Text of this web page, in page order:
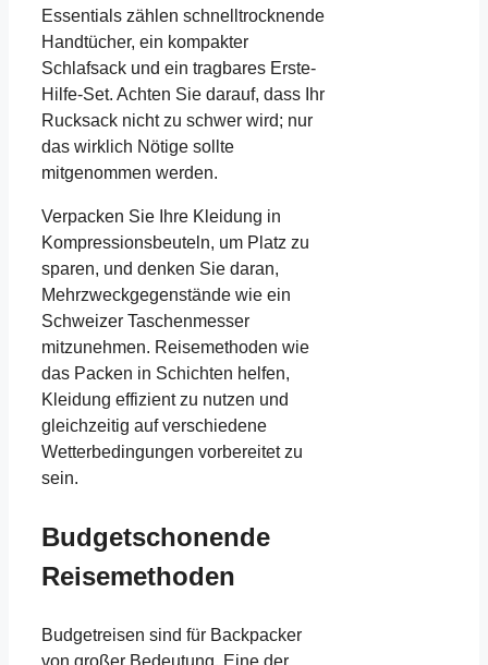
Essentials zählen schnelltrocknende
Handtücher, ein kompakter
Schlafsack und ein tragbares Erste-
Hilfe-Set. Achten Sie darauf, dass Ihr
Rucksack nicht zu schwer wird; nur
das wirklich Nötige sollte
mitgenommen werden.
Verpacken Sie Ihre Kleidung in
Kompressionsbeuteln, um Platz zu
sparen, und denken Sie daran,
Mehrzweckgegenstände wie ein
Schweizer Taschenmesser
mitzunehmen. Reisemethoden wie
das Packen in Schichten helfen,
Kleidung effizient zu nutzen und
gleichzeitig auf verschiedene
Wetterbedingungen vorbereitet zu
sein.
Budgetschonende
Reisemethoden
Budgetreisen sind für Backpacker
von großer Bedeutung. Eine der